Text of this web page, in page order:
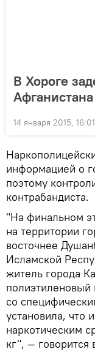
В Хороге
14 января 2015, 16:01
информацией о
поэтому
контрабандиста.
"На финальном
на территории
восточнее
Исламской
житель города
со
установила, что
наркотическим
кг", — говорится